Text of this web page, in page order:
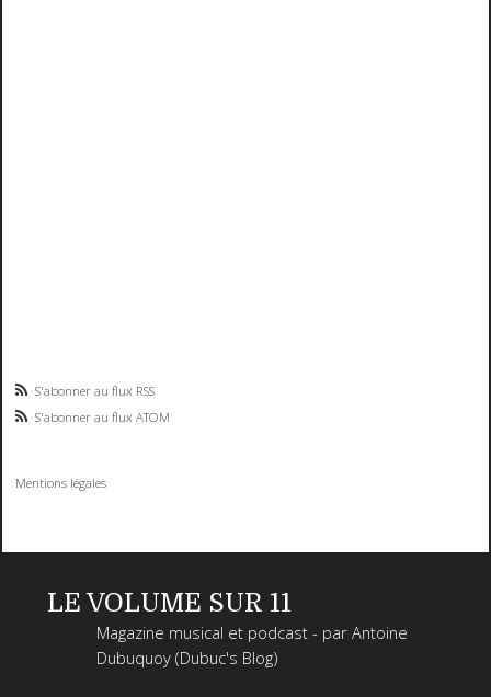
S'abonner au flux RSS
S'abonner au flux ATOM
Mentions légales
LE VOLUME SUR 11
Magazine musical et podcast - par Antoine
Dubuquoy (Dubuc's Blog)